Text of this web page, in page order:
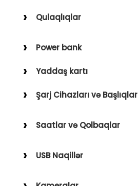
Qulaqlıqlar
Qulaqüstü
Power bank
Yaddaş kartı
Şarj Cihazları və Başlıqlar
Saatlar və Qolbaqlar
Saat Qolbaqları
USB Naqillər